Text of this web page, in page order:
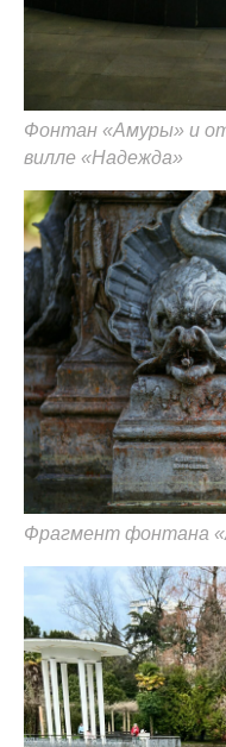
Фонтан «Амуры» и
вилле «Надежда»
Фрагмент фонтана